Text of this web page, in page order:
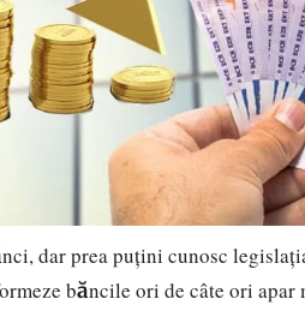
dar prea puțini cunosc
băncile ori de câte ori